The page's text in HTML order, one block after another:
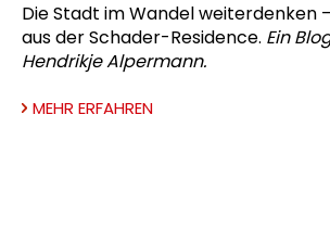
Die Stadt im Wandel weiterdenken
aus der Schader-Residence. Ein
Hendrikje Alpermann.
MEHR ERFAHREN